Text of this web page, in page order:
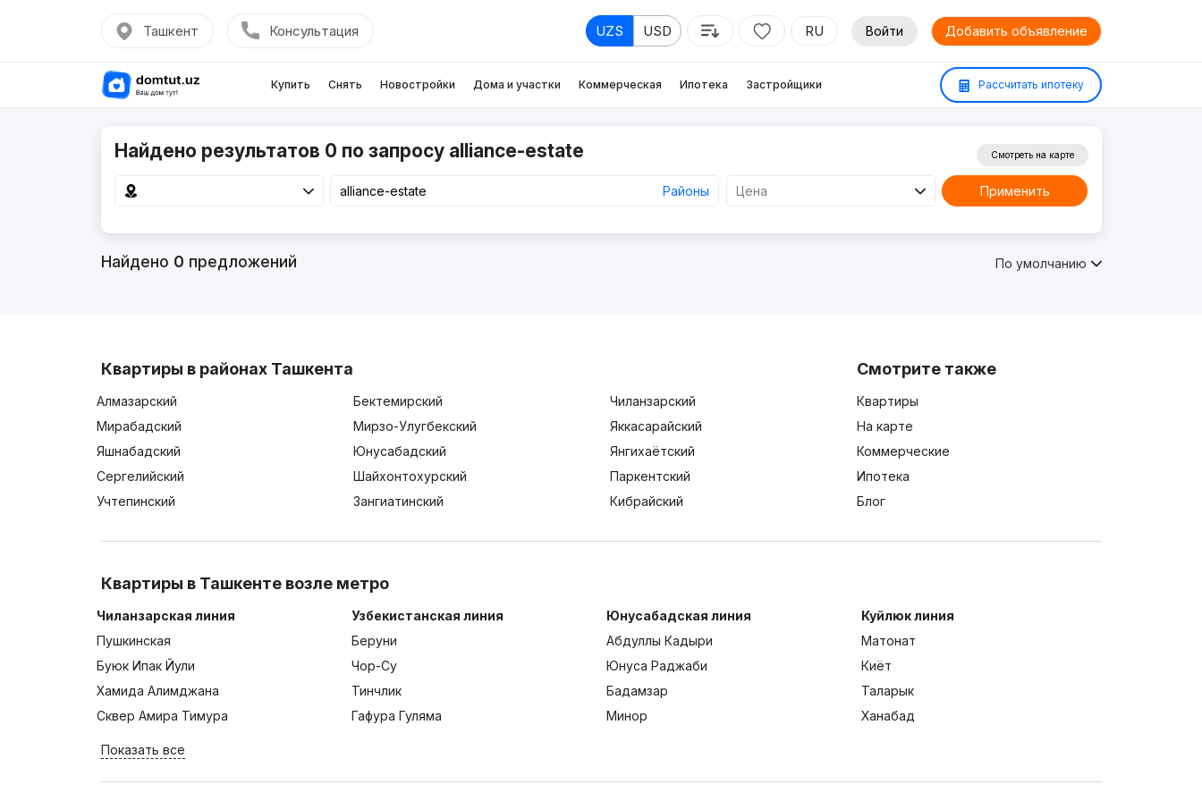
Ташкент Консультация UZS USD RU Войти Добавить объявление
Купить Снять Новостройки Дома и участки Коммерческая Ипотека Застройщики Рассчитать ипотеку
Найдено результатов 0 по запросу alliance-estate
Районы Цена
Смотреть на карте
Применить
Найдено 0 предложений По умолчанию
Квартиры в районах Ташкента
Алмазарский Бектемирский
Чиланзарский
Мирабадский
Мирзо-Улугбекский
Яккасарайский
Яшнабадский
Юнусабадский
Янгихаётский
Сергелийский
Шайхонтохурский
Паркентский
Учтепинский
Зангиатинский Кибрайский
Смотрите также
Квартиры
На карте
Коммерческие
Ипотека
Блог
Квартиры в Ташкенте возле метро
Чиланзарская линия
Пушкинская
Буюк Ипак Йули
Хамида Алимджана
Сквер Амира Тимура
Узбекистанская линия
Беруни
Чор-Су
Тинчлик
Гафура Гуляма
Юнусабадская линия
Абдуллы Кадыри
Юнуса Раджаби
Бадамзар
Минор
Куйлюк линия
Матонат
Киёт
Таларык
Ханабад
Показать все